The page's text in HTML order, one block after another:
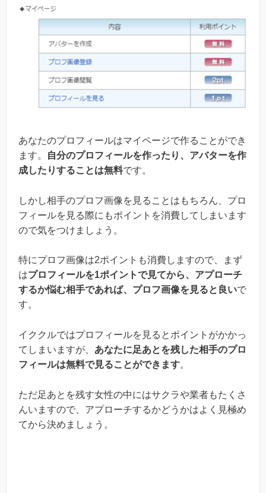
あなたのプロフィールはマイページで作ることができ
ます。
自分のプロフィールを作ったり、アバターを作
成したりすることは無料です。
しかし相手のプロフ画像を見ることはもちろん、プロ
フィールを見る際にもポイントを消費してしまいます
ので気をつけましょう。
特にプロフ画像は2ポイントも消費しますので、まず
はプロフィールを1ポイントで見てから、アプローチ
するか悩む相手であれば、プロフ画像を見ると良いで
す。
イククルではプロフィールを見るとポイントがかかっ
てしまいますが、 あなたに足あとを残した相手のプロ
フィールは無料で見ることができます。
ただ足あとを残す女性の中にはサクラや業者もたくさ
んいますので、アプローチするかどうかはよく見極め
てから決めましょう。